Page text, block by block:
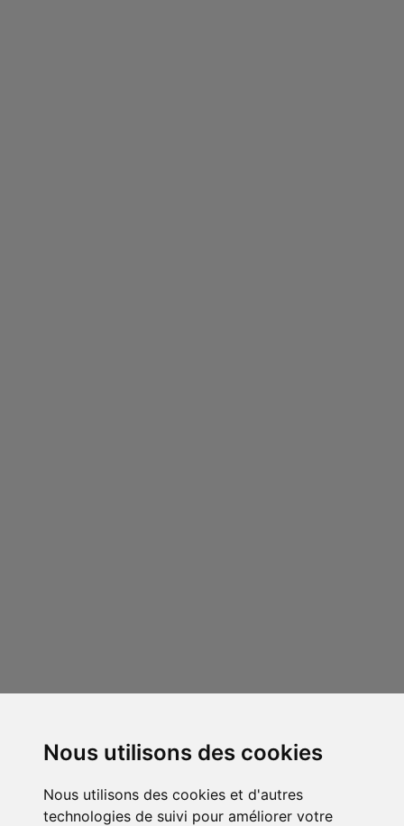
Nous utilisons des cookies
Nous utilisons des cookies et d'autres
technologies de suivi pour améliorer votre